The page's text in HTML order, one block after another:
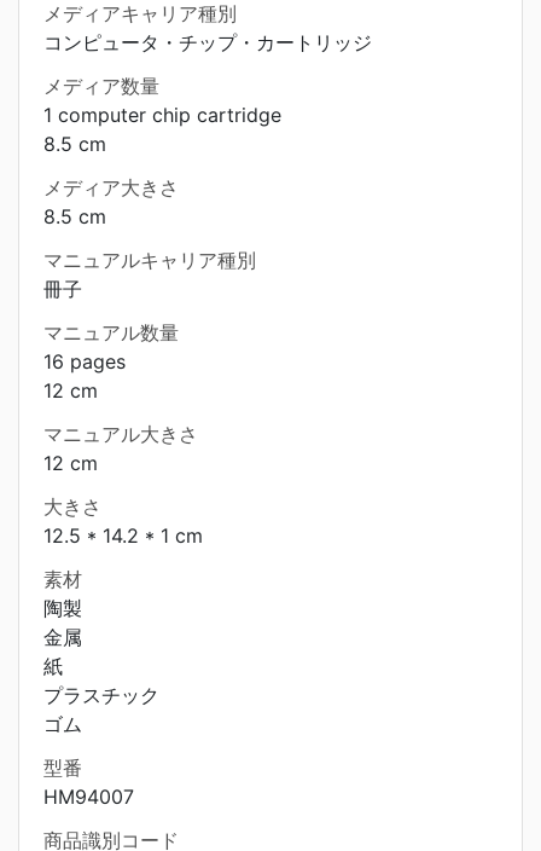
メディアキャリア種別
コンピュータ・チップ・カートリッジ
メディア数量
1 computer chip cartridge
8.5 cm
メディア大きさ
8.5 cm
マニュアルキャリア種別
冊子
マニュアル数量
16 pages
12 cm
マニュアル大きさ
12 cm
大きさ
12.5 * 14.2 * 1 cm
素材
陶製
金属
紙
プラスチック
ゴム
型番
HM94007
商品識別コード